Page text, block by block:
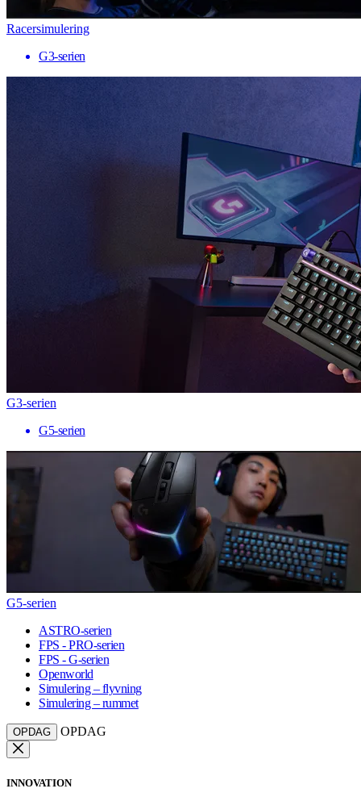
Racersimulering
G3-serien
G3-serien
G5-serien
G5-serien
ASTRO-serien
FPS - PRO-serien
FPS - G-serien
Openworld
Simulering – flyvning
Simulering – rummet
OPDAG OPDAG
INNOVATION